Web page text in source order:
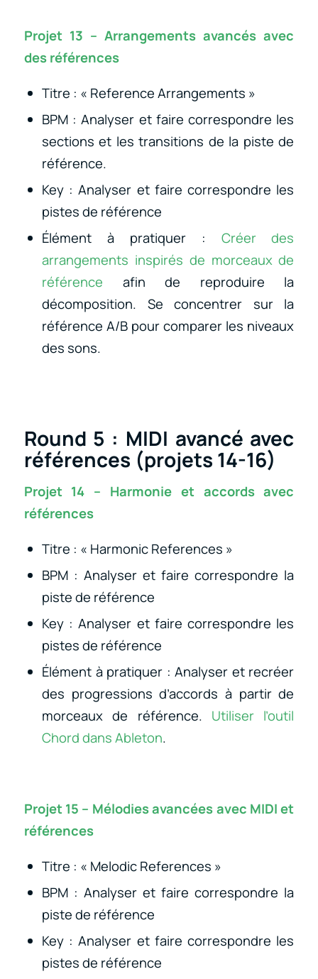
Projet 13 – Arrangements avancés avec
des références
Titre : « Reference Arrangements »
BPM : Analyser et faire correspondre les
sections et les transitions de la piste de
référence.
Key : Analyser et faire correspondre les
pistes de référence
Élément à pratiquer : Créer des
arrangements inspirés de morceaux de
référence afin de reproduire la
décomposition. Se concentrer sur la
référence A/B pour comparer les niveaux
des sons.
Round 5 : MIDI avancé avec
références (projets 14-16)
Projet 14 – Harmonie et accords avec
références
Titre : « Harmonic References »
BPM : Analyser et faire correspondre la
piste de référence
Key : Analyser et faire correspondre les
pistes de référence
Élément à pratiquer : Analyser et recréer
des progressions d’accords à partir de
morceaux de référence. Utiliser l’outil
Chord dans Ableton.
Projet 15 – Mélodies avancées avec MIDI et
références
Titre : « Melodic References »
BPM : Analyser et faire correspondre la
piste de référence
Key : Analyser et faire correspondre les
pistes de référence